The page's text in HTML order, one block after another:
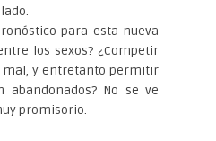
para esta nueva
los sexos? ¿Competir
mal, y entretanto permitir
abandonados? No se ve
promisorio.